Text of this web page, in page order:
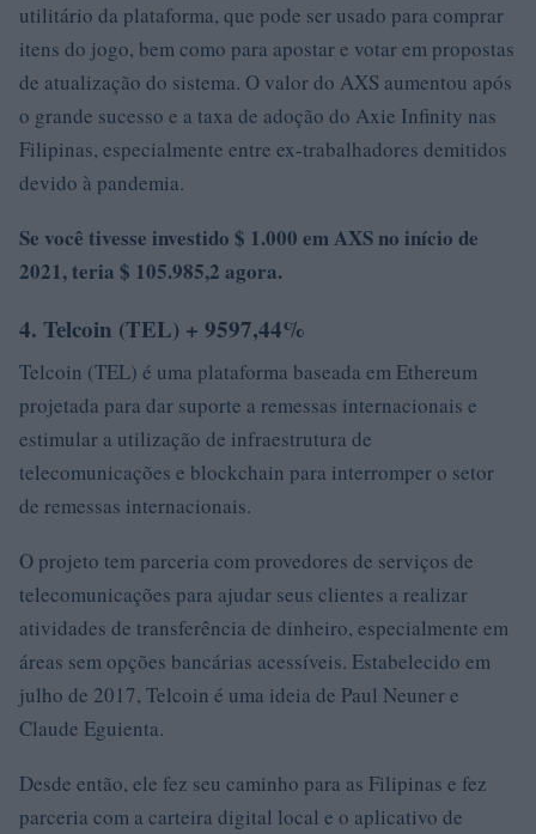
utilitário da plataforma, que pode ser usado para comprar
itens do jogo, bem como para apostar e votar em propostas
de atualização do sistema. O valor do AXS aumentou após
o grande sucesso e a taxa de adoção do Axie Infinity nas
Filipinas, especialmente entre ex-trabalhadores demitidos
devido à pandemia.
Se você tivesse investido $ 1.000 em AXS no início de
2021, teria $ 105.985,2 agora.
4. Telcoin (TEL) + 9597,44%
Telcoin (TEL) é uma plataforma baseada em Ethereum
projetada para dar suporte a remessas internacionais e
estimular a utilização de infraestrutura de
telecomunicações e blockchain para interromper o setor
de remessas internacionais.
O projeto tem parceria com provedores de serviços de
telecomunicações para ajudar seus clientes a realizar
atividades de transferência de dinheiro, especialmente em
áreas sem opções bancárias acessíveis. Estabelecido em
julho de 2017, Telcoin é uma ideia de Paul Neuner e
Claude Eguienta.
Desde então, ele fez seu caminho para as Filipinas e fez
parceria com a carteira digital local e o aplicativo de